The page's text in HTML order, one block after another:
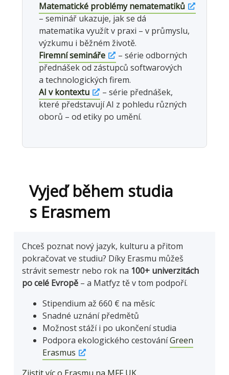
Matematické problémy nematematiků
– seminář ukazuje, jak se dá
matematika využít v praxi – v průmyslu,
výzkumu i běžném životě.
Firemní semináře
– série odborných
přednášek od zástupců softwarových
a technologických firem.
AI v kontextu
– série přednášek,
které představují AI z pohledu různých
oborů – od etiky po umění.
Vyjeď během studia
s Erasmem
Chceš poznat nový jazyk, kulturu a přitom
pokračovat ve studiu? Díky Erasmu můžeš
strávit semestr nebo rok na 100+ univerzitách
po celé Evropě– a Matfyz tě v tom podpoří.
Stipendium až 660 € na měsíc
Snadné uznání předmětů
Možnost stáží i po ukončení studia
Podpora ekologického cestováníGreen
Erasmus